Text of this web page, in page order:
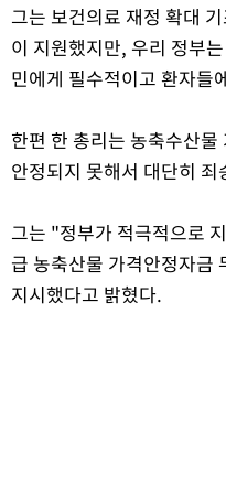
그는 보건의료 재정 확대
이 지원했지만, 우리 정부
민에게 필수적이고 환자들
한편 한 총리는 농축수산
안정되지 못해서 대단히
그는 "정부가 적극적으로
급 농축산물 가격안정자금
지시했다고 밝혔다.